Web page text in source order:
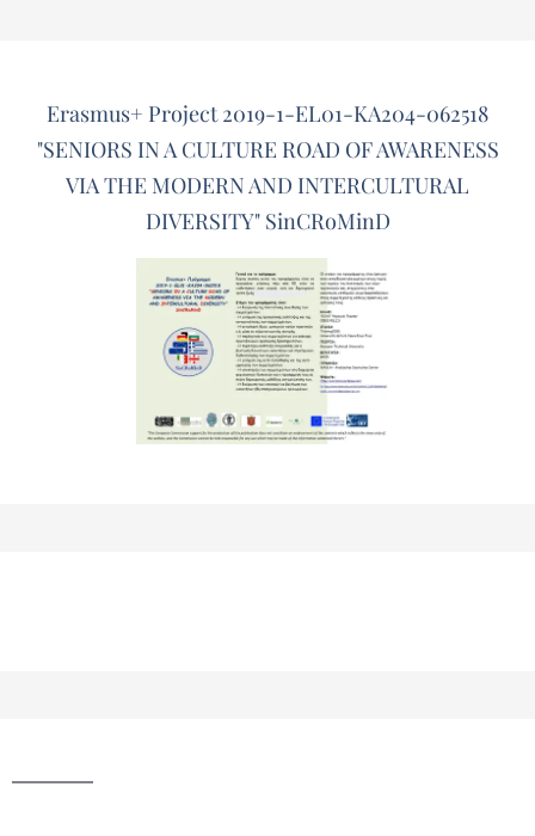
Erasmus+ Project 2019-1-EL01-KA204-062518
"SENIORS IN A CULTURE ROAD OF AWARENESS
VIA THE MODERN AND INTERCULTURAL
DIVERSITY" SinCRoMinD